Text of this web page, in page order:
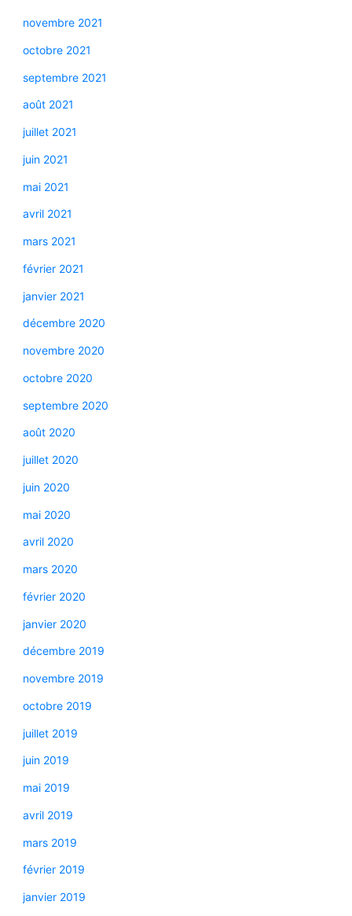
novembre 2021
octobre 2021
septembre 2021
août 2021
juillet 2021
juin 2021
mai 2021
avril 2021
mars 2021
février 2021
janvier 2021
décembre 2020
novembre 2020
octobre 2020
septembre 2020
août 2020
juillet 2020
juin 2020
mai 2020
avril 2020
mars 2020
février 2020
janvier 2020
décembre 2019
novembre 2019
octobre 2019
juillet 2019
juin 2019
mai 2019
avril 2019
mars 2019
février 2019
janvier 2019